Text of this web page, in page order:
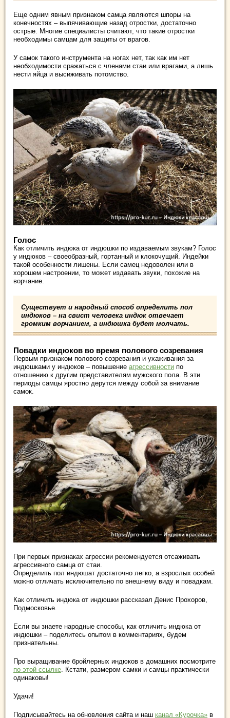
Еще одним явным признаком самца являются шпоры на
конечностях – выпячивающие назад отростки, достаточно
острые. Многие специалисты считают, что такие отростки
необходимы самцам для защиты от врагов.
У самок такого инструмента на ногах нет, так как им нет
необходимости сражаться с членами стаи или врагами, а лишь
нести яйца и высиживать потомство.
Голос
Как отличить индюка от индюшки по издаваемым звукам? Голос
у индюков – своеобразный, гортанный и клокочущий. Индейки
такой особенности лишены. Если самец недоволен или в
хорошем настроении, то может издавать звуки, похожие на
ворчание.
Существует и народный способ определить пол
индюков – на свист человека индюк отвечает
громким ворчанием, а индюшка будет молчать.
Повадки индюков во время полового созревания
Первым признаком полового созревания и ухаживания за
индюшками у индюков – повышение агрессивности по
отношению к другим представителям мужского пола. В эти
периоды самцы яростно дерутся между собой за внимание
самок.
При первых признаках агрессии рекомендуется отсаживать
агрессивного самца от стаи.
Определить пол индюшат достаточно легко, а взрослых особей
можно отличать исключительно по внешнему виду и повадкам.
Как отличить индюка от индюшки рассказал Денис Прохоров,
Подмосковье.
Если вы знаете народные способы, как отличить индюка от
индюшки – поделитесь опытом в комментариях, будем
признательны.
Про выращивание бройлерных индюков в домашних посмотрите
по этой ссылке . Кстати, размером самки и самцы практически
одинаковы!
Удачи!
Подписывайтесь на обновления сайта и наш канал «Курочка» в